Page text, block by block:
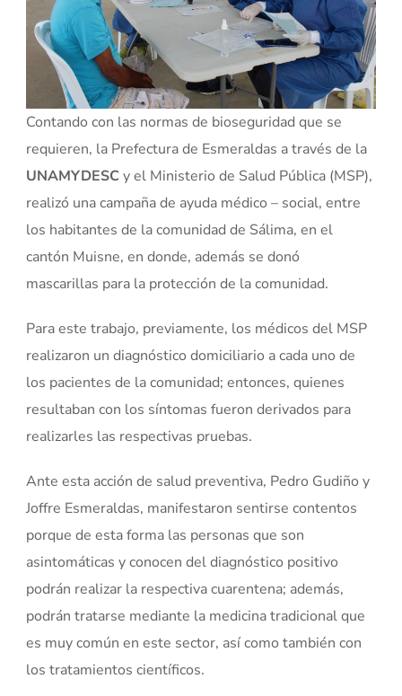
Contando con las normas de bioseguridad que se
requieren, la Prefectura de Esmeraldas a través de la
UNAMYDESC y el Ministerio de Salud Pública (MSP),
realizó una campaña de ayuda médico – social, entre
los habitantes de la comunidad de Sálima, en el
cantón Muisne, en donde, además se donó
mascarillas para la protección de la comunidad.
Para este trabajo, previamente, los médicos del MSP
realizaron un diagnóstico domiciliario a cada uno de
los pacientes de la comunidad; entonces, quienes
resultaban con los síntomas fueron derivados para
realizarles las respectivas pruebas.
Ante esta acción de salud preventiva, Pedro Gudiño y
Joffre Esmeraldas, manifestaron sentirse contentos
porque de esta forma las personas que son
asintomáticas y conocen del diagnóstico positivo
podrán realizar la respectiva cuarentena; además,
podrán tratarse mediante la medicina tradicional que
es muy común en este sector, así como también con
los tratamientos científicos.